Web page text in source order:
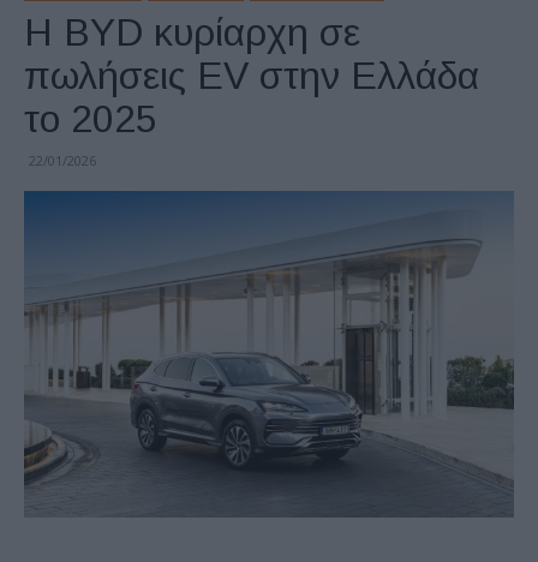
Η BYD κυρίαρχη σε
πωλήσεις EV στην Ελλάδα
το 2025
22/01/2026